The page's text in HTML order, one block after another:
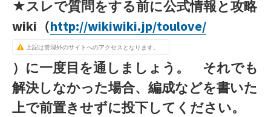
★スレで質問をする前に公式情報と攻略
wiki（http://wikiwiki.jp/toulove/
上記は管理外のサイトへのアクセスとなります。
）に一度目を通しましょう。
それでも
解決しなかった場合、編成などを書いた
上で前置きせずに投下してください。